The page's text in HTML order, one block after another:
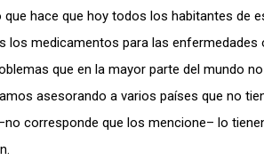
hace que hoy todos los habitantes de
medicamentos para las enfermedades
que en la mayor parte del mundo
asesorando a varios países que no
corresponde que los mencione– lo